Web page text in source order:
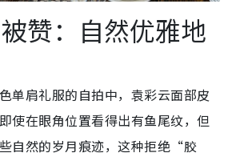
赞：自然优雅地
单肩礼服的自拍中，袁彩云面部皮
使在眼角位置看得出有鱼尾纹，但
自然的岁月痕迹，这种拒绝“胶